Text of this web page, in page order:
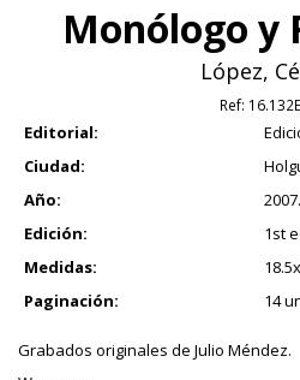
Monólogo y
López,
Ref:
Editorial:
Ciudad:
Año:
2007.
Edición:
1st
Medidas:
Paginación:
14
Grabados originales de Julio Méndez.